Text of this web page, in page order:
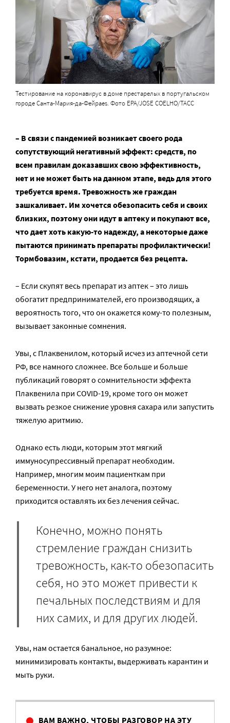
Тестирование на коронавирус в доме престарелых в португальском
городе Санта-Мария-да-Фейраes. Фото EPA/JOSE COELHO/ТАСС
– В связи с пандемией возникает своего рода
сопутствующий негативный эффект: средств, по
всем правилам доказавших свою эффективность,
нет и не может быть на данном этапе, ведь для этого
требуется время. Тревожность же граждан
зашкаливает. Им хочется обезопасить себя и своих
близких, поэтому они идут в аптеку и покупают все,
что дает хоть какую-то надежду, а некоторые даже
пытаются принимать препараты профилактически!
Тормбовазим, кстати, продается без рецепта.
– Если скупят весь препарат из аптек – это лишь
обогатит предпринимателей, его производящих, а
вероятность того, что он окажется кому-то полезным,
вызывает законные сомнения.
Увы, с Плаквенилом, который исчез из аптечной сети
РФ, все намного сложнее. Все больше и больше
публикаций говорят о сомнительности эффекта
Плаквенила при COVID-19, кроме того он может
вызвать резкое снижение уровня сахара или запустить
тяжелую аритмию.
Однако есть люди, которым этот мягкий
иммуносупрессивный препарат необходим.
Например, многим моим пациенткам при
беременности. У него нет аналога, поэтому
приходится оставлять их без лечения сейчас.
Конечно, можно понять
стремление граждан снизить
тревожность, как-то обезопасить
себя, но это может привести к
печальных последствиям и для
них самих, и для других людей.
Увы, нам остается банальное, но разумное:
минимизировать контакты, выдерживать карантин и
мыть руки.
ВАМ ВАЖНО, ЧТОБЫ РАЗГОВОР НА ЭТУ